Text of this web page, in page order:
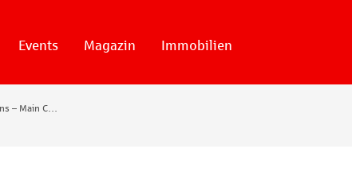
Events Magazin Immobilien
Wiebke Mertens – Main Character